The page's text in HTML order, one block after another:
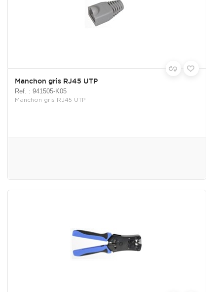
Manchon gris RJ45 UTP
Ref. : 941505-K05
Manchon gris RJ45 UTP